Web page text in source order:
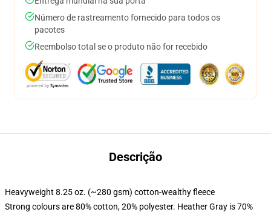
Número de rastreamento fornecido para todos os
pacotes
Reembolso total se o produto não for recebido
Descrição
Heavyweight 8.25 oz. (~280 gsm) cotton-wealthy fleece
Strong colours are 80% cotton, 20% polyester. Heather Gray is 70%